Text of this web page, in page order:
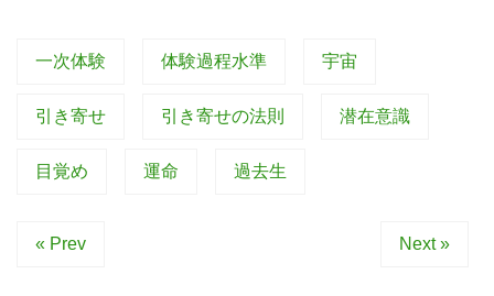
一次体験 体験過程水準 宇宙
引き寄せ 引き寄せの法則 潜在意識
目覚め 運命 過去生
« Prev Next »